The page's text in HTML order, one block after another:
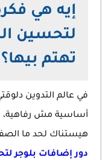
إيه هي
لتحسين
تهتم بيها؟
في عالم التدوين
أساسية مش رفاهية،
هيستناك لحد ما الصفحة تفتح بعد 5
دور إضافات بلوجر